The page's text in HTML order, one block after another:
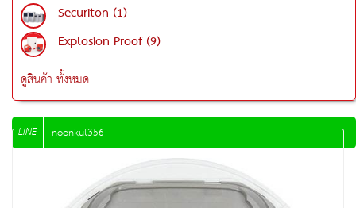
Securiton (1)
Explosion Proof (9)
ดูสินค้า ทั้งหมด
LINE noonkul356